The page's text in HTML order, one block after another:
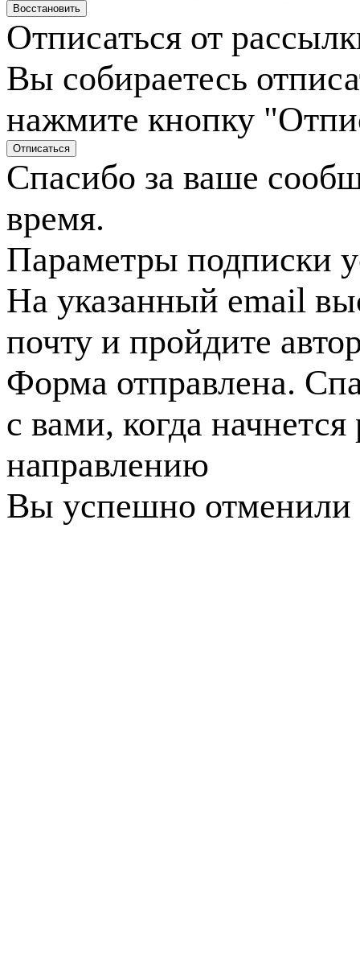
Отписаться от
Вы собираетесь
нажмите кнопку
Спасибо за ваше
время.
Параметры подписки
На указанный email
почту и пройдите
Форма отправлена.
с вами, когда
направлению
Вы успешно отменили